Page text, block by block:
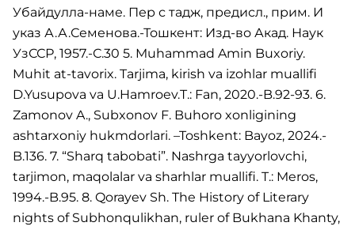
Убайдулла-наме. Пер с тадж, предисл., прим. И
указ А.А.Семенова.-Тошкент: Изд-во Акад. Наук
УзССР, 1957.-С.30 5. Muhammad Amin Buxoriy.
Muhit at-tavorix. Tarjima, kirish va izohlar muallifi
D.Yusupova va U.Hamroev.T.: Fan, 2020.-B.92-93. 6.
Zamonov A., Subxonov F. Buhoro xonligining
ashtarxoniy hukmdorlari. –Toshkent: Bayoz, 2024.-
B.136. 7. “Sharq tabobati”. Nashrga tayyorlovchi,
tarjimon, maqolalar va sharhlar muallifi. T.: Meros,
1994.-B.95. 8. Qorayev Sh. The History of Literary
nights of Subhonqulikhan, ruler of Bukhana Khanty,